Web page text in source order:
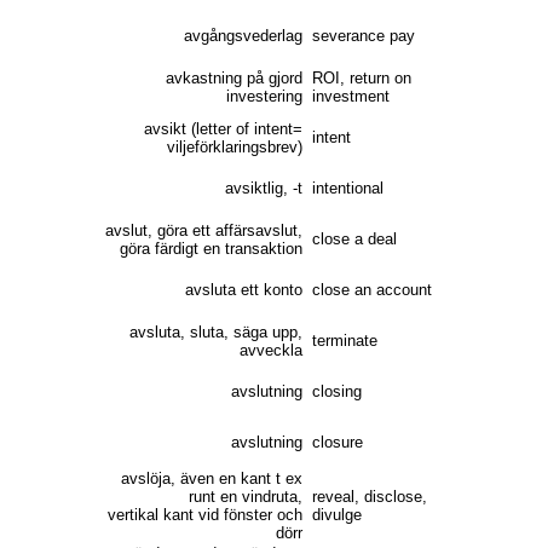
avgångsvederlag severance pay
avkastning på gjord
investering
ROI, return on
investment
avsikt (letter of intent=
viljeförklaringsbrev)
intent
avsiktlig, -t intentional
avslut, göra ett affärsavslut,
göra färdigt en transaktion
close a deal
avsluta ett konto close an account
avsluta, sluta, säga upp,
avveckla
terminate
avslutning closing
avslutning closure
avslöja, även en kant t ex
runt en vindruta,
vertikal kant vid fönster och
dörr
reveal, disclose,
divulge